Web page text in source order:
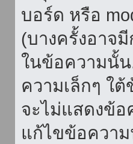
บอร์ด หรือ
(บางครั้งอาจ
ในข้อความนั้
ความเล็กๆ ใ
จะไม่แสดงข้อ
แก้ไขข้อควา